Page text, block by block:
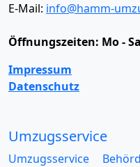
E-Mail: info@hamm-
Öffnungszeiten: Mo -
Impressum
Datenschutz
Umzugsservice
Umzugsservice